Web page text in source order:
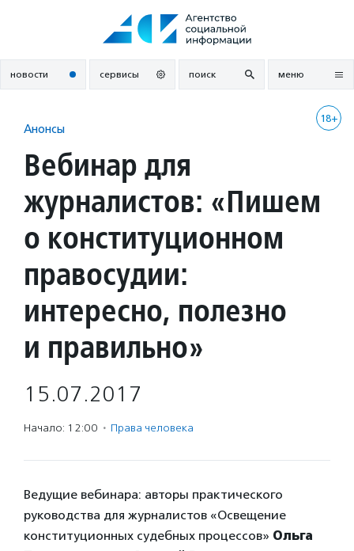
новости сервисы поиск меню
18+
Анонсы
Вебинар для
журналистов: «Пишем
о конституционном
правосудии:
интересно, полезно
и правильно»
15.07.2017
Начало: 12:00 · Права человека
Ведущие вебинара: авторы практического
руководства для журналистов «Освещение
конституционных судебных процессов» Ольга